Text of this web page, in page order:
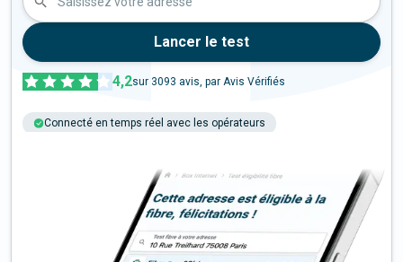
Lancer le test
4,2sur 3093 avis, par Avis Vérifiés
Connecté en temps réel avec les opérateurs